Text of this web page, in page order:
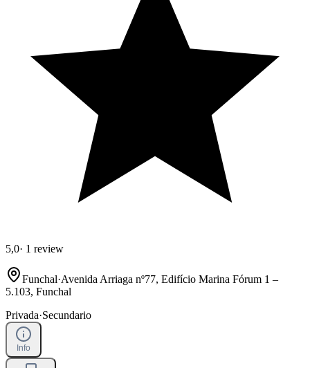
5,0· 1 review
Funchal·Avenida Arriaga nº77, Edifício Marina Fórum 1 –
5.103, Funchal
Privada·Secundario
Info